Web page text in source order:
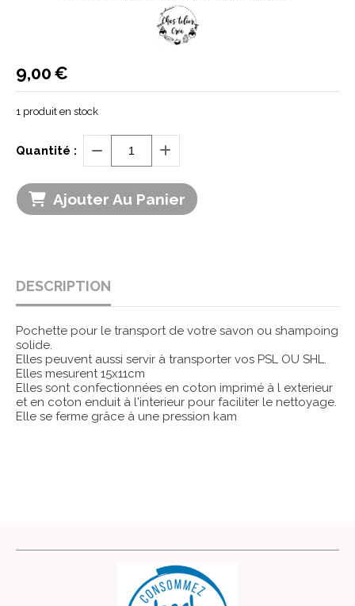
9,00€
1 produit en stock
Quantité :
Ajouter Au Panier
DESCRIPTION
Pochette pour le transport de votre savon ou shampoing
solide.
Elles peuvent aussi servir à transporter vos PSL OU SHL.
Elles mesurent 15x11cm
Elles sont confectionnées en coton imprimé à l exterieur
et en coton enduit à l'interieur pour faciliter le nettoyage.
Elle se ferme grâce à une pression kam